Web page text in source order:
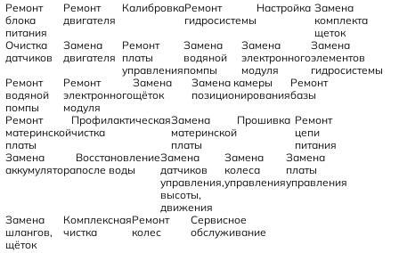
Ремонт
блока
питания
Ремонт
двигателя
КалибровкаРемонт
гидросистемы
Настройка Замена
комплекта
щеток
Очистка
датчиков
Замена
двигателя
Ремонт
платы
управления
Замена
водяной
помпы
Замена
электронного
модуля
Замена
элементов
гидросистемы
Ремонт
водяной
помпы
Ремонт
электронного
модуля
Замена
щёток
Замена камеры
позиционирования
Ремонт
базы
Ремонт
материнской
платы
Профилактическая
чистка
Замена
материнской
платы
Прошивка Ремонт
цепи
питания
Замена
аккумулятора
Восстановление
после воды
Замена
датчиков
управления,
высоты,
движения
Замена
колеса
управления
Замена
платы
управления
Замена
шлангов,
щёток
Комплексная
чистка
Ремонт
колес
Сервисное
обслуживание